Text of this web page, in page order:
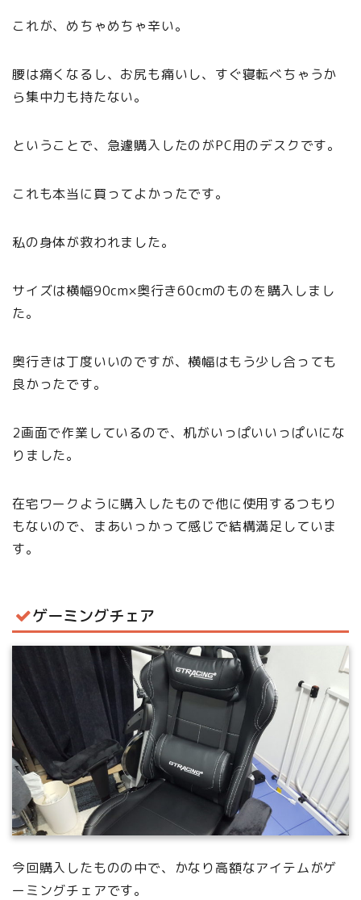
これが、めちゃめちゃ辛い。
腰は痛くなるし、お尻も痛いし、すぐ寝転べちゃうか
ら集中力も持たない。
ということで、急遽購入したのがPC用のデスクです。
これも本当に買ってよかったです。
私の身体が救われました。
サイズは横幅90cm×奥行き60cmのものを購入しまし
た。
奥行きは丁度いいのですが、横幅はもう少し合っても
良かったです。
2画面で作業しているので、机がいっぱいいっぱいにな
りました。
在宅ワークように購入したもので他に使用するつもり
もないので、まあいっかって感じで結構満足していま
す。
ゲーミングチェア
今回購入したものの中で、かなり高額なアイテムがゲ
ーミングチェアです。